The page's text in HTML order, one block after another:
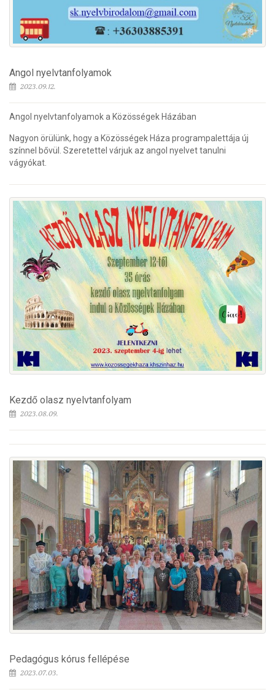
Angol nyelvtanfolyamok
2023.09.12.
Angol nyelvtanfolyamok a Közösségek Házában
Nagyon örülünk, hogy a Közösségek Háza programpalettája új
színnel bővül. Szeretettel várjuk az angol nyelvet tanulni
vágyókat.
Kezdő olasz nyelvtanfolyam
2023.08.09.
Pedagógus kórus fellépése
2023.07.03.